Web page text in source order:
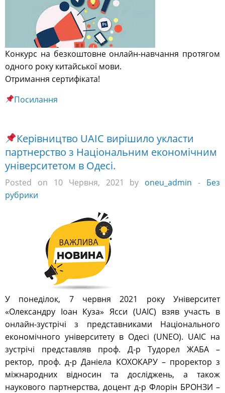
Конкурс на безкоштовне онлайн-навчання протягом
одного року китайської мови.
Отримання сертифіката!
Посилання
Керівництво UAIC вирішило укласти
партнерство з Національним економічним
університетом в Одесі.
Posted on 10 Червня, 2021 by oneu_admin - Без
рубрики
У понеділок, 7 червня 2021 року Університет
«Олександру Іоан Куза» Ясси (UAIC) взяв участь в
онлайн-зустрічі з представниками Національного
економічного університету в Одесі (UNEO). UAIC на
зустрічі представляв проф. Д-р Тудорел ЖАБА –
ректор, проф. д-р Даніела КОХОКАРУ – проректор з
міжнародних відносин та досліджень, а також
наукового партнерства, доцент д-р Флорін БРОНЗИ –